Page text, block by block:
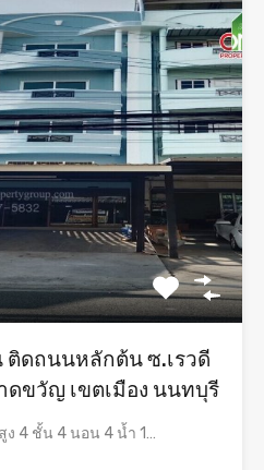
ดถนนหลักต้น ซ.เรวดี
ขวัญ เขตเมือง นนทบุรี
4 ชั้น 4 นอน 4 น้ำ 1…